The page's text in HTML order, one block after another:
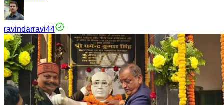
ravindarravi44